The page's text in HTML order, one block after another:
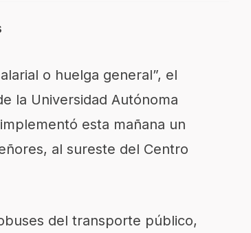
o huelga general”, el
la Universidad Autónoma
esta mañana un
al sureste del Centro
del transporte público,